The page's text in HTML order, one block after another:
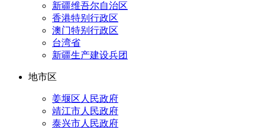
新疆维吾尔自治区
香港特别行政区
澳门特别行政区
台湾省
新疆生产建设兵团
地市区
姜堰区人民政府
靖江市人民政府
泰兴市人民政府